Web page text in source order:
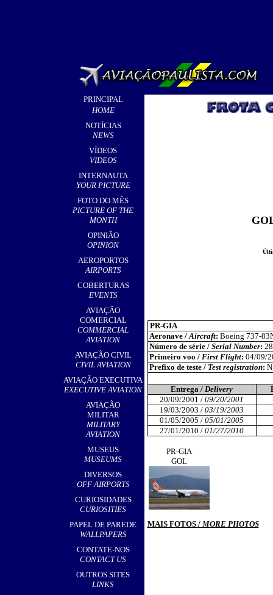
PRINCIPAL
HOME
NOTÍCIAS
NEWS
VÍDEOS
VIDEOS
INTERNAUTA
YOUR PICTURE
FOTO DO MÊS
PICTURE OF THE
MONTH
OPINIÃO
OPINION
AEROPORTOS
AIRPORTS
,
COBERTURAS
EVENTS
AVIAÇÃO
COMERCIAL
COMMERCIAL
AVIATION
AVIAÇÃO CIVIL
CIVIL AVIATION
AVIAÇÃO EXECUTIVA
EXECUTIVE AVIATION
AVIAÇÃO
MILITAR
MILITARY
AVIATION
MUSEUS
MUSEUMS
DIVERSOS
OFF AIRPORTS
CURIOSIDADES
CURIOSITIES
PAPEL DE PAREDE
WALLPAPERS
CONTATE-NOS
CONTACT US
OUTROS SITES
LINKS
PR-GIA
Aeronave /Aircraft: Boeing 737-
Número de série / Serial Number:
Primeiro voo / First Flight: 04/09/
Prefixo de teste /Test registration:
Entrega / Delivery
20/09/2001 / 09/20/2001
19/03/2003 / 03/19/2003
01/05/2005 / 05/01/2005
27/01/2010 / 01/27/2010
PR-GIA
GOL
MAIS FOTOS / MORE PHOTOS